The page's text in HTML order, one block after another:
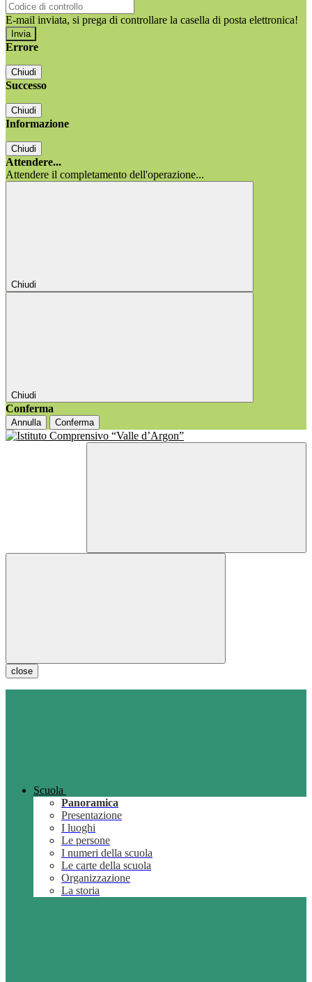
E-mail inviata, si prega di controllare la casella di posta elettronica!
Errore
Chiudi
Successo
Chiudi
Informazione
Chiudi
Attendere...
Attendere il completamento dell'operazione...
Chiudi
Chiudi
Conferma
Annulla Conferma
close
Scuola
Panoramica
Presentazione
I luoghi
Le persone
I numeri della scuola
Le carte della scuola
Organizzazione
La storia